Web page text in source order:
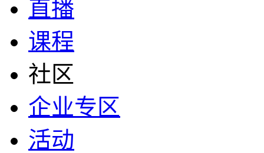
直播
课程
社区
企业专区
活动